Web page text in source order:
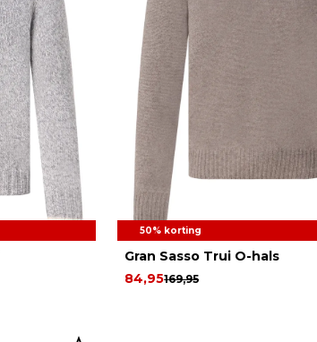
50% korting
Gran Sasso Trui O-hals
169,95
84,95